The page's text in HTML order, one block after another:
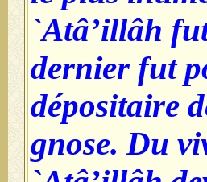
`Atâ’illâh
dernier fut
dépositaire
gnose. Du